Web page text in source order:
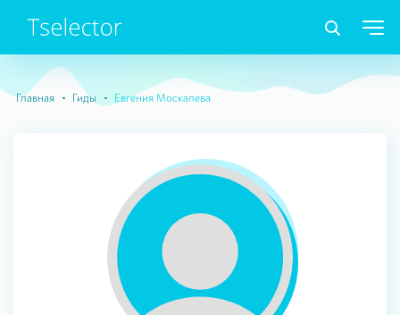
Главная Гиды Евгения Москалева